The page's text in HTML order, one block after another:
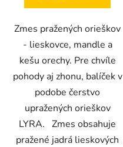
Zmes pražených orieškov
- lieskovce, mandle a
kešu orechy. Pre chvíle
pohody aj zhonu, balíček v
podobe čerstvo
upražených orieškov
LYRA. Zmes obsahuje
pražené jadrá lieskových